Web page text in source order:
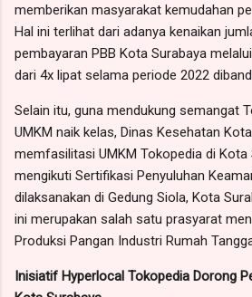
memberikan masyarakat kemudahan
Hal ini terlihat dari adanya kenaikan
pembayaran PBB Kota Surabaya
dari 4x lipat selama periode 2022
Selain itu, guna mendukung semangat
UMKM naik kelas, Dinas Kesehatan
memfasilitasi UMKM Tokopedia di Kota
mengikuti Sertifikasi Penyuluhan
dilaksanakan di Gedung Siola, Kota
ini merupakan salah satu prasyarat
Produksi Pangan Industri Rumah
Inisiatif Hyperlocal Tokopedia Dorong